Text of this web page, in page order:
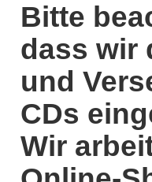
Bitte
dass wir
und
CDs
Wir